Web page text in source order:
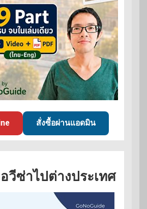
สั่งซื้อผ่านแอดมิน
วีซ่าไปต่างประเทศ